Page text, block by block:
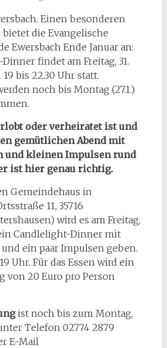
Einen besonderen
bietet die Evangelische
Ewersbach Ende Januar an:
findet am Freitag, 31.
bis 22.30 Uhr statt.
noch bis Montag (27.1.)
oder verheiratet ist und
gemütlichen Abend mit
und kleinen Impulsen rund
ist hier genau richtig.
Gemeindehaus in
11, 35716
wird es am Freitag,
ein Candlelight-Dinner mit
ein paar Impulsen geben.
Uhr. Für das Essen wird ein
von 20 Euro pro Person
ist noch bis zum Montag,
Telefon 02774 2879
E-Mail